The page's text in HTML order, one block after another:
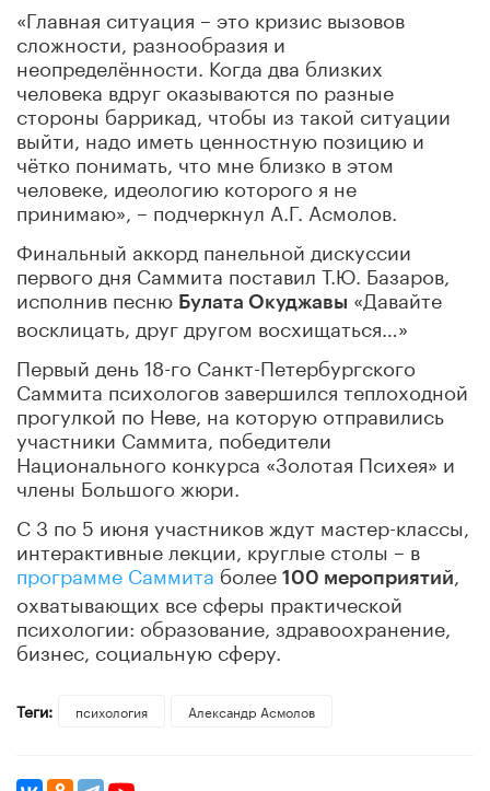
«Главная ситуация – это кризис вызовов
сложности, разнообразия и
неопределённости. Когда два близких
человека вдруг оказываются по разные
стороны баррикад, чтобы из такой ситуации
выйти, надо иметь ценностную позицию и
чётко понимать, что мне близко в этом
человеке, идеологию которого я не
принимаю», – подчеркнул А.Г. Асмолов.
Финальный аккорд панельной дискуссии
первого дня Саммита поставил Т.Ю. Базаров,
исполнив песню Булата Окуджавы «Давайте
восклицать, друг другом восхищаться…»
Первый день 18-го Санкт-Петербургского
Саммита психологов завершился теплоходной
прогулкой по Неве, на которую отправились
участники Саммита, победители
Национального конкурса «Золотая Психея» и
члены Большого жюри.
С 3 по 5 июня участников ждут мастер-классы,
интерактивные лекции, круглые столы – в
программе Саммита более 100 мероприятий
охватывающих все сферы практической
психологии: образование, здравоохранение,
бизнес, социальную сферу.
Теги: психология Александр Асмолов